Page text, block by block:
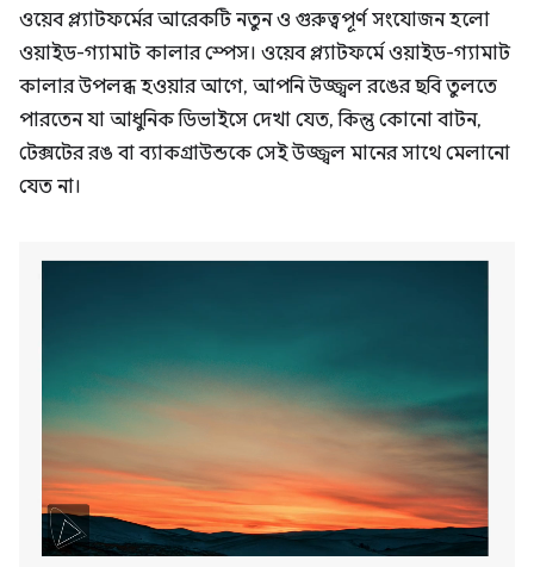
ওয়েব প্ল্যাটফর্মের আরেকটি নতুন ও গুরুত্বপূর্ণ সংযোজন হলো
ওয়াইড-গ্যামাট কালার স্পেস। ওয়েব প্ল্যাটফর্মে ওয়াইড-গ্যামাট
কালার উপলব্ধ হওয়ার আগে, আপনি উজ্জ্বল রঙের ছবি তুলতে
পারতেন যা আধুনিক ডিভাইসে দেখা যেত, কিন্তু কোনো বাটন,
টেক্সটের রঙ বা ব্যাকগ্রাউন্ডকে সেই উজ্জ্বল মানের সাথে মেলানো
যেত না।